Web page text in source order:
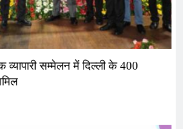
व्यापारी सम्मेलन में दिल्ली के 400